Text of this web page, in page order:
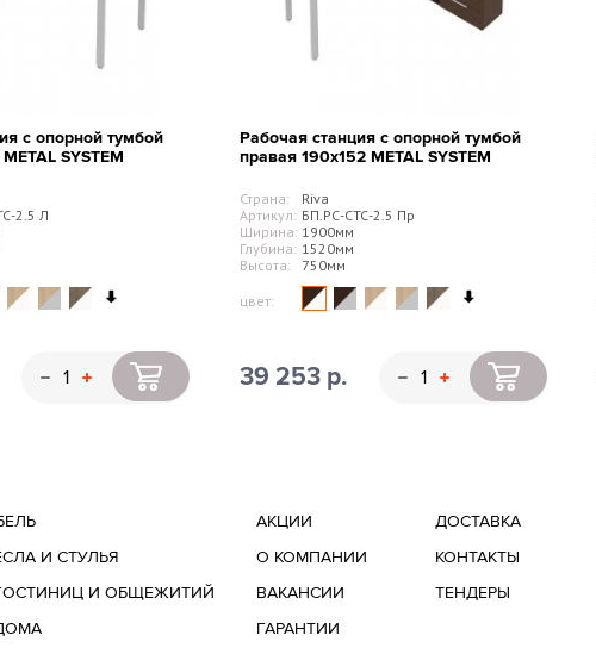
с опорной тумбой
SYSTEM
2.5 Л
Рабочая станция с опорной тумбой
правая 190х152 METAL SYSTEM
Страна:
Riva
Артикул: БП.РС-СТС-2.5 Пр
Ширина: 1900мм
Глубина: 1520мм
Высота:
750мм
цвет:
39 253 р.
И СТУЛЬЯ
И ОБЩЕЖИТИЙ
АКЦИИ
О КОМПАНИИ
ВАКАНСИИ
ГАРАНТИИ
ДОСТАВКА
КОНТАКТЫ
ТЕНДЕРЫ